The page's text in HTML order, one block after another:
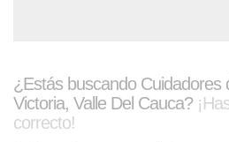
¿Estás buscando Cuidadores
Victoria, Valle Del Cauca?
correcto!